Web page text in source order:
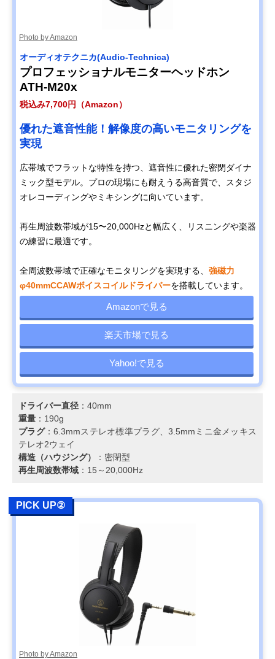
Photo by Amazon
オーディオテクニカ(Audio-Technica)
プロフェッショナルモニターヘッドホン
ATH-M20x
税込み7,700円（Amazon）
優れた遮音性能！解像度の高いモニタリングを
実現
広帯域でフラットな特性を持つ、遮音性に優れた密閉ダイナ
ミック型モデル。プロの現場にも耐えうる高音質で、スタジ
オレコーディングやミキシングに向いています。
再生周波数帯域が15〜20,000Hzと幅広く、リスニングや楽器
の練習に最適です。
全周波数帯域で正確なモニタリングを実現する、 強磁力
φ40mmCCAWボイスコイルドライバーを搭載しています。
Amazonで見る
楽天市場で見る
Yahoo!で見る
ドライバー直径 ：40mm
重量 ：190g
プラグ：6.3mmステレオ標準プラグ、3.5mmミニ金メッキス
テレオ2ウェイ
構造（ハウジング）
：密閉型
再生周波数帯域 ：15～20,000Hz
PICK UP②
Photo by Amazon